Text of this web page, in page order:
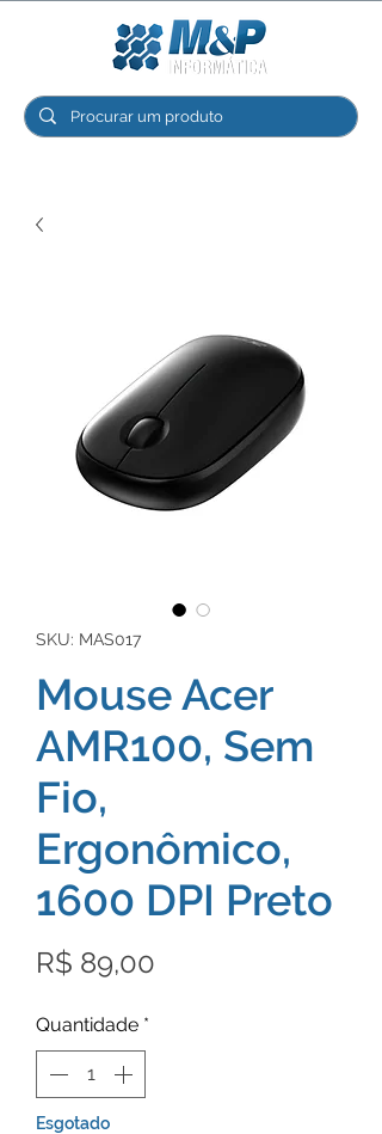
SKU: MAS017
Mouse Acer
AMR100, Sem
Fio,
Ergonômico,
1600 DPI Preto
R$ 89,00
Quantidade *
Esgotado